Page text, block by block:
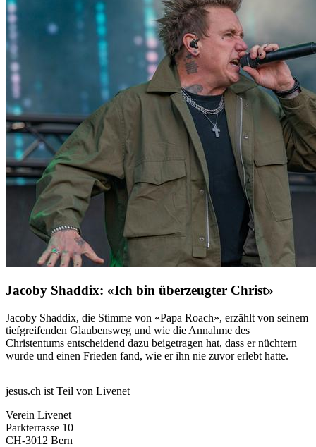
Jacoby Shaddix: «Ich bin überzeugter Christ»
Jacoby Shaddix, die Stimme von «Papa Roach», erzählt von seinem
tiefgreifenden Glaubensweg und wie die Annahme des
Christentums entscheidend dazu beigetragen hat, dass er nüchtern
wurde und einen Frieden fand, wie er ihn nie zuvor erlebt hatte.
jesus.ch ist Teil von Livenet
Verein Livenet
Parkterrasse 10
CH-3012 Bern